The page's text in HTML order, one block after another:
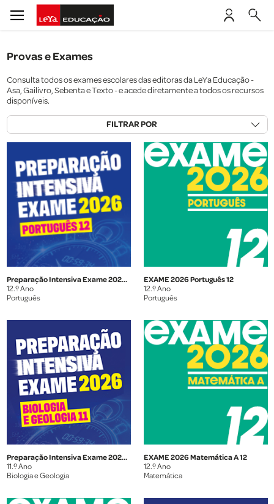
Provas e Exames
Consulta todos os exames escolares das editoras da LeYa Educação -
Asa, Gailivro, Sebenta e Texto - e acede diretamente a todos os recursos
disponíveis.
FILTRAR POR
Preparação Intensiva Exame 2026 Português 12
12.º Ano
Português
EXAME 2026 Português 12
12.º Ano
Português
Preparação Intensiva Exame 2026 Biologia e Geologia 11
11.º Ano
Biologia e Geologia
EXAME 2026 Matemática A 12
12.º Ano
Matemática